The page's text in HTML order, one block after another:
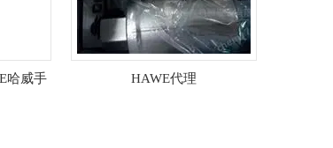
哈威手
HAWE代理